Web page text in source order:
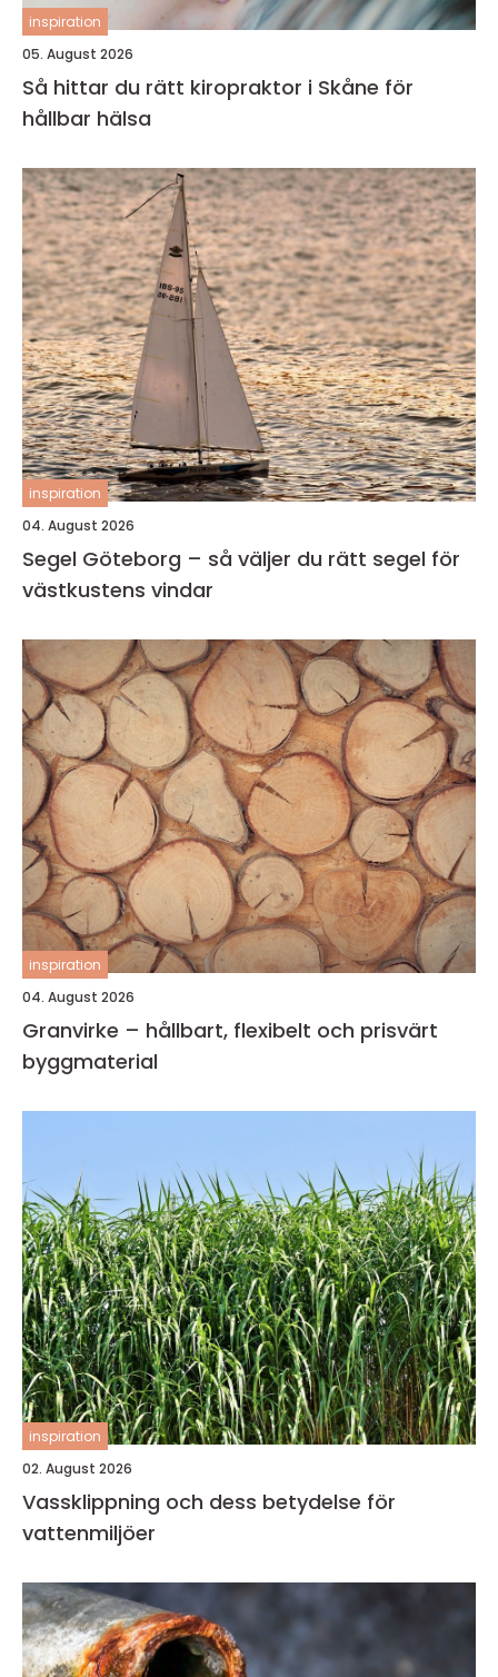
inspiration
05. August 2026
Så hittar du rätt kiropraktor i Skåne för
hållbar hälsa
inspiration
04. August 2026
Segel Göteborg – så väljer du rätt segel för
västkustens vindar
inspiration
04. August 2026
Granvirke – hållbart, flexibelt och prisvärt
byggmaterial
inspiration
02. August 2026
Vassklippning och dess betydelse för
vattenmiljöer